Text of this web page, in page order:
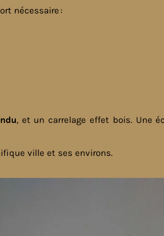
nécessaire :
, et un carrelage effet bois. Une
ville et ses environs.